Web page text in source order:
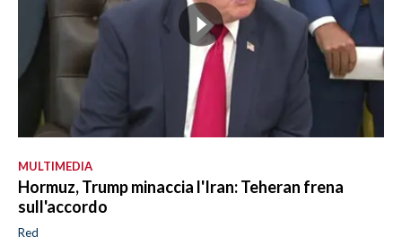
MULTIMEDIA
Hormuz, Trump minaccia l'Iran: Teheran frena
sull'accordo
Red